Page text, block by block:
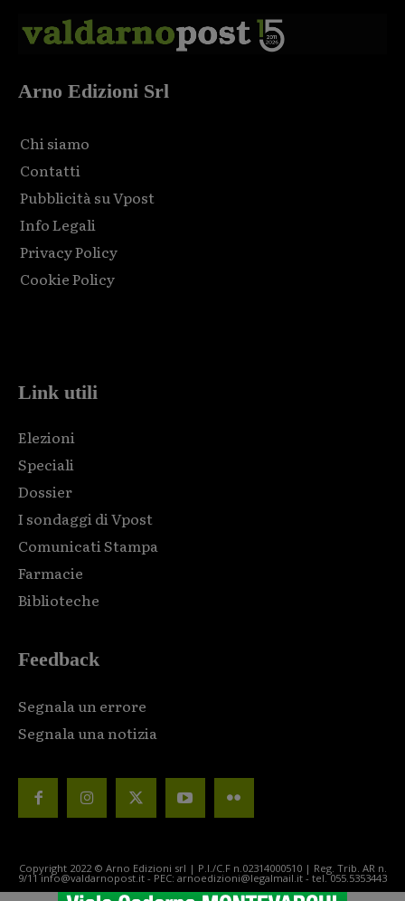
Arno Edizioni Srl
Chi siamo
Contatti
Pubblicità su Vpost
Info Legali
Privacy Policy
Cookie Policy
Link utili
Elezioni
Speciali
Dossier
I sondaggi di Vpost
Comunicati Stampa
Farmacie
Biblioteche
Feedback
Segnala un errore
Segnala una notizia
Copyright 2022 © Arno Edizioni srl | P.I./C.F n.02314000510 | Reg. Trib. AR n.
9/11 info@valdarnopost.it - PEC: arnoedizioni@legalmail.it - tel. 055.5353443